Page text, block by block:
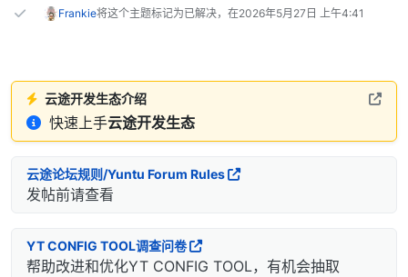
Frankie将这个主题标记为已解决，在2026年5月27日 上午4:41
云途开发生态介绍
快速上手云途开发生态
云途论坛规则/Yuntu Forum Rules
发帖前请查看
YT CONFIG TOOL调查问卷
帮助改进和优化YT CONFIG TOOL，有机会抽取